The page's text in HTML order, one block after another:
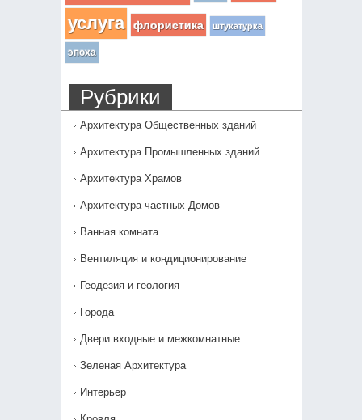
услуга флористика штукатурка
эпоха
Рубрики
Архитектура Общественных зданий
Архитектура Промышленных зданий
Архитектура Храмов
Архитектура частных Домов
Ванная комната
Вентиляция и кондиционирование
Геодезия и геология
Города
Двери входные и межкомнатные
Зеленая Архитектура
Интерьер